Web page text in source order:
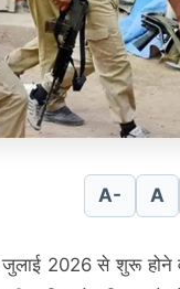
A- A
जुलाई 2026 से शुरू होने